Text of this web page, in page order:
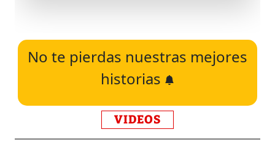
No te pierdas nuestras mejores
historias
VIDEOS